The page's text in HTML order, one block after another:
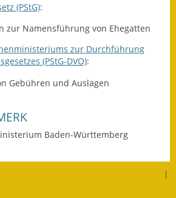
Ver- & Entsorgung
Breitbandausbau
Klimaschutzagentur
Freizeit
Freizeit- & Sportstätten
(PStG):
zur Namensführung von Ehegatten
zur Durchführung
(PStG-DVO):
Gebühren und Auslagen
Baden-Württemberg
|